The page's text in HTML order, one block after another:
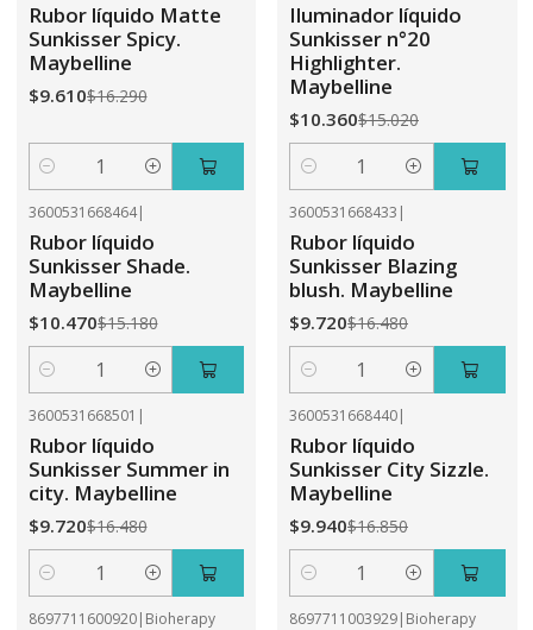
Rubor líquido Matte
Sunkisser Spicy.
Maybelline
$9.610$16.290
Cantidad
Iluminador líquido
Sunkisser n°20
Highlighter.
Maybelline
$10.360$15.020
Cantidad
3600531668464|
Rubor líquido
Sunkisser Shade.
Maybelline
$10.470$15.180
Cantidad
3600531668433 |
Rubor líquido
Sunkisser Blazing
blush. Maybelline
$9.720$16.480
Cantidad
3600531668501 |
Rubor líquido
Sunkisser Summer in
city. Maybelline
$9.720$16.480
Cantidad
3600531668440|
Rubor líquido
Sunkisser City Sizzle.
Maybelline
$9.940$16.850
Cantidad
8697711600920| Bioherapy 8697711003929| Bioherapy